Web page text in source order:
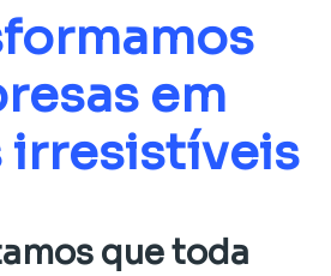
em
irresistíveis
que toda